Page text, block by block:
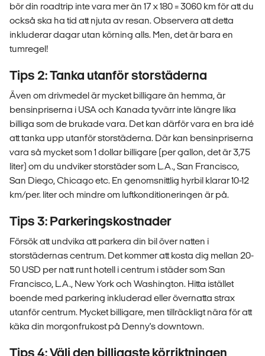
bör din roadtrip inte vara mer än 17 x 180 = 3060 km för att du
också ska ha tid att njuta av resan. Observera att detta
inkluderar dagar utan körning alls. Men, det är bara en
tumregel!
Tips 2: Tanka utanför storstäderna
Även om drivmedel är mycket billigare än hemma, är
bensinpriserna i USA och Kanada tyvärr inte längre lika
billiga som de brukade vara. Det kan därför vara en bra idé
att tanka upp utanför storstäderna. Där kan bensinpriserna
vara så mycket som 1 dollar billigare (per gallon, det är 3,75
liter) om du undviker storstäder som L.A., San Francisco,
San Diego, Chicago etc. En genomsnittlig hyrbil klarar 10-12
km/per. liter och mindre om luftkonditioneringen är på.
Tips 3: Parkeringskostnader
Försök att undvika att parkera din bil över natten i
storstädernas centrum. Det kommer att kosta dig mellan 20-
50 USD per natt runt hotell i centrum i städer som San
Francisco, L.A., New York och Washington. Hitta istället
boende med parkering inkluderad eller övernatta strax
utanför centrum. Mycket billigare, men tillräckligt nära för att
käka din morgonfrukost på Denny's downtown.
Tips 4: Välj den billigaste körriktningen